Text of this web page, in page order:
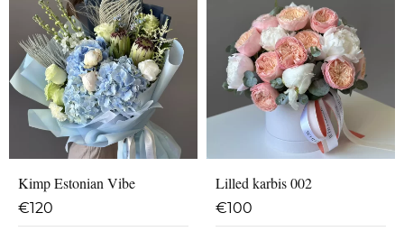
Kimp Estonian Vibe
€120
Lilled karbis 002
€100